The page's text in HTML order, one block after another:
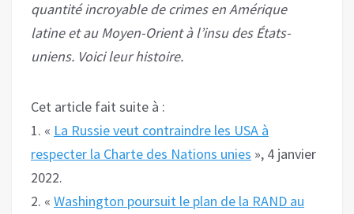
quantité incroyable de crimes en Amérique
latine et au Moyen-Orient à l’insu des États-
uniens. Voici leur histoire.
Cet article fait suite à :
1. « La Russie veut contraindre les USA à
respecter la Charte des Nations unies », 4 janvier
2022.
2. « Washington poursuit le plan de la RAND au